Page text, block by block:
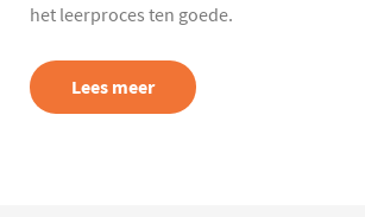
het leerproces ten goede.
Lees meer